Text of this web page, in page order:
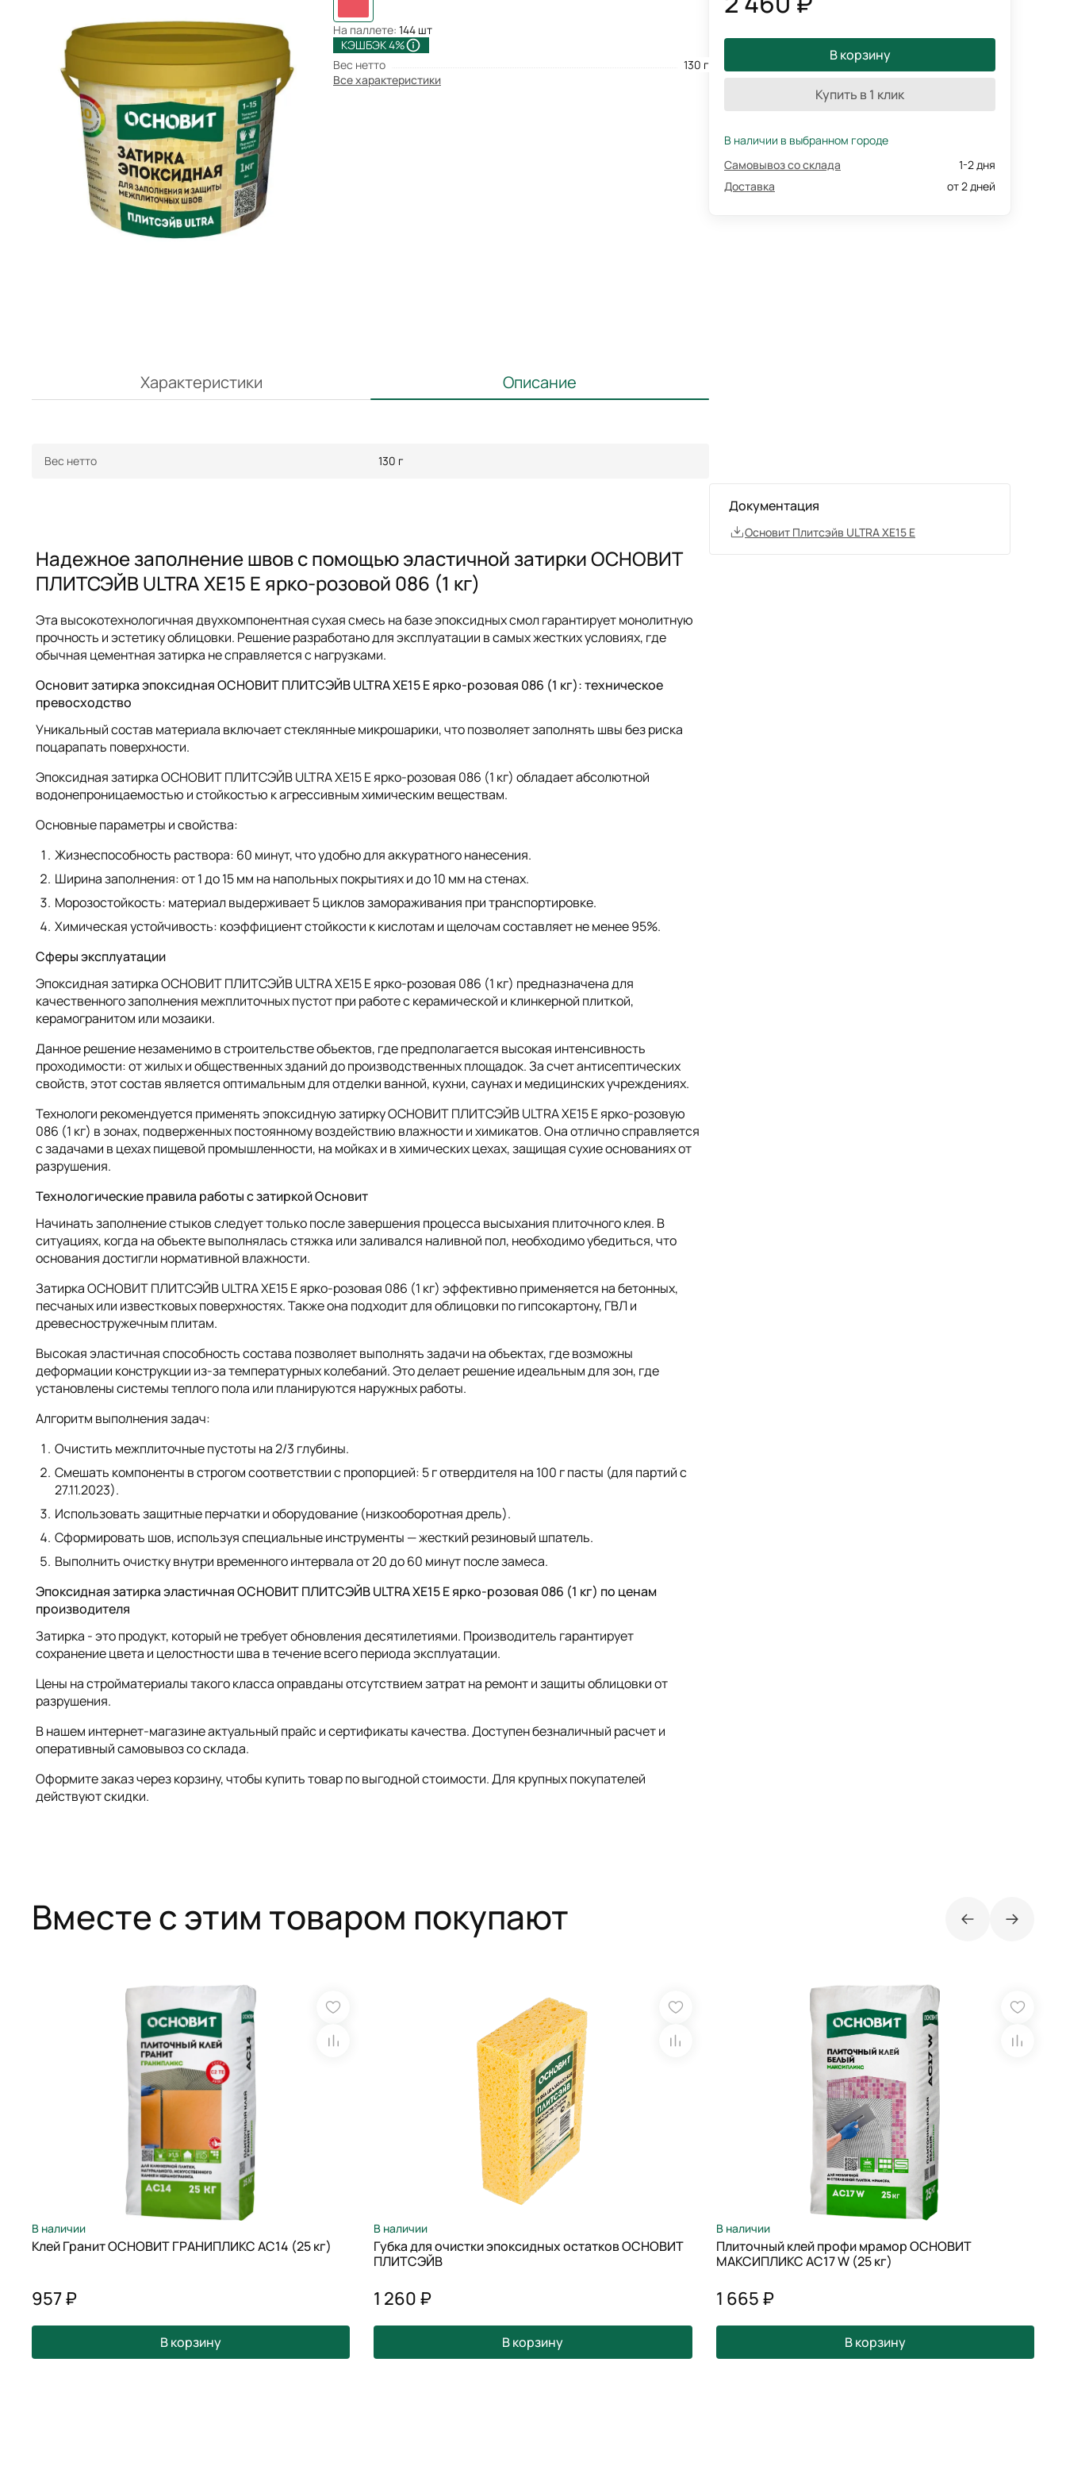
На паллете: 144 шт
КЭШБЭК 4%
Вес нетто
130 г
Все характеристики
В корзину
Купить в 1 клик
В наличии в выбранном городе
Самовывоз со склада
1-2 дня
Доставка
от 2 дней
Характеристики Описание
Вес нетто 130 г
Надежное заполнение швов с помощью эластичной затирки ОСНОВИТ
ПЛИТСЭЙВ ULTRA XE15 Е ярко-розовой 086 (1 кг)
Эта высокотехнологичная двухкомпонентная сухая смесь на базе эпоксидных смол гарантирует монолитную
прочность и эстетику облицовки. Решение разработано для эксплуатации в самых жестких условиях, где
обычная цементная затирка не справляется с нагрузками.
Основит затирка эпоксидная ОСНОВИТ ПЛИТСЭЙВ ULTRA XE15 Е ярко-розовая 086 (1 кг): техническое
превосходство
Уникальный состав материала включает стеклянные микрошарики, что позволяет заполнять швы без риска
поцарапать поверхности.
Эпоксидная затирка ОСНОВИТ ПЛИТСЭЙВ ULTRA XE15 Е ярко-розовая 086 (1 кг) обладает абсолютной
водонепроницаемостью и стойкостью к агрессивным химическим веществам.
Основные параметры и свойства:
Жизнеспособность раствора: 60 минут, что удобно для аккуратного нанесения.
Ширина заполнения: от 1 до 15 мм на напольных покрытиях и до 10 мм на стенах.
Морозостойкость: материал выдерживает 5 циклов замораживания при транспортировке.
Химическая устойчивость: коэффициент стойкости к кислотам и щелочам составляет не менее 95%.
Сферы эксплуатации
Эпоксидная затирка ОСНОВИТ ПЛИТСЭЙВ ULTRA XE15 Е ярко-розовая 086 (1 кг) предназначена для
качественного заполнения межплиточных пустот при работе с керамической и клинкерной плиткой,
керамогранитом или мозаики.
Данное решение незаменимо в строительстве объектов, где предполагается высокая интенсивность
проходимости: от жилых и общественных зданий до производственных площадок. За счет антисептических
свойств, этот состав является оптимальным для отделки ванной, кухни, саунах и медицинских учреждениях.
Технологи рекомендуется применять эпоксидную затирку ОСНОВИТ ПЛИТСЭЙВ ULTRA XE15 Е ярко-розовую
086 (1 кг) в зонах, подверженных постоянному воздействию влажности и химикатов. Она отлично справляется
с задачами в цехах пищевой промышленности, на мойках и в химических цехах, защищая сухие основаниях от
разрушения.
Технологические правила работы с затиркой Основит
Начинать заполнение стыков следует только после завершения процесса высыхания плиточного клея. В
ситуациях, когда на объекте выполнялась стяжка или заливался наливной пол, необходимо убедиться, что
основания достигли нормативной влажности.
Затирка ОСНОВИТ ПЛИТСЭЙВ ULTRA XE15 Е ярко-розовая 086 (1 кг) эффективно применяется на бетонных,
песчаных или известковых поверхностях. Также она подходит для облицовки по гипсокартону, ГВЛ и
древесностружечным плитам.
Высокая эластичная способность состава позволяет выполнять задачи на объектах, где возможны
деформации конструкции из-за температурных колебаний. Это делает решение идеальным для зон, где
установлены системы теплого пола или планируются наружных работы.
Алгоритм выполнения задач:
Очистить межплиточные пустоты на 2/3 глубины.
Смешать компоненты в строгом соответствии с пропорцией: 5 г отвердителя на 100 г пасты (для партий с
27.11.2023).
Использовать защитные перчатки и оборудование (низкооборотная дрель).
Сформировать шов, используя специальные инструменты — жесткий резиновый шпатель.
Выполнить очистку внутри временного интервала от 20 до 60 минут после замеса.
Эпоксидная затирка эластичная ОСНОВИТ ПЛИТСЭЙВ ULTRA XE15 Е ярко-розовая 086 (1 кг) по ценам
производителя
Затирка - это продукт, который не требует обновления десятилетиями. Производитель гарантирует
сохранение цвета и целостности шва в течение всего периода эксплуатации.
Цены на стройматериалы такого класса оправданы отсутствием затрат на ремонт и защиты облицовки от
разрушения.
В нашем интернет-магазине актуальный прайс и сертификаты качества. Доступен безналичный расчет и
оперативный самовывоз со склада.
Оформите заказ через корзину, чтобы купить товар по выгодной стоимости. Для крупных покупателей
действуют скидки.
Документация
Основит Плитсэйв ULTRA ХЕ15 Е
Вместе с этим товаром покупают
В наличии
Клей Гранит ОСНОВИТ ГРАНИПЛИКС АС14 (25 кг)
957 ₽
В корзину
В наличии
Губка для очистки эпоксидных остатков ОСНОВИТ
ПЛИТСЭЙВ
1 260 ₽
В корзину
В наличии
Плиточный клей профи мрамор ОСНОВИТ
МАКСИПЛИКС АС17 W (25 кг)
1 665 ₽
В корзину